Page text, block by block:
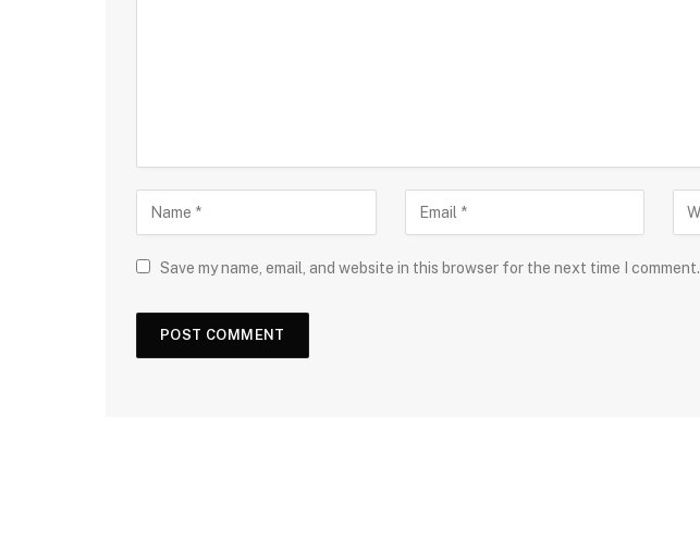
Save my name, email, and website in this browser for the next time I comment.